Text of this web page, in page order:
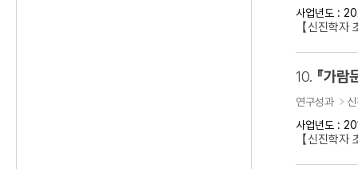
사업년도 :
【신진학
10. 『가
연구성과
사업년도 :
【신진학